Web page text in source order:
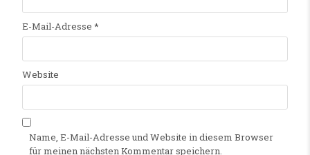
E-Mail-Adresse *
Website
Name, E-Mail-Adresse und Website in diesem Browser
für meinen nächsten Kommentar speichern.